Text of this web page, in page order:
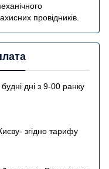
провідників.
дні з 9-00 ранку
згідно тарифу